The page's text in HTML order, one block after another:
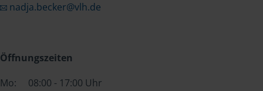
nadja.becker@vlh.de
Öffnungszeiten
Mo:
08:00 - 17:00 Uhr